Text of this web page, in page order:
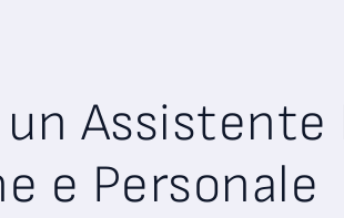
un Assistente
e Personale